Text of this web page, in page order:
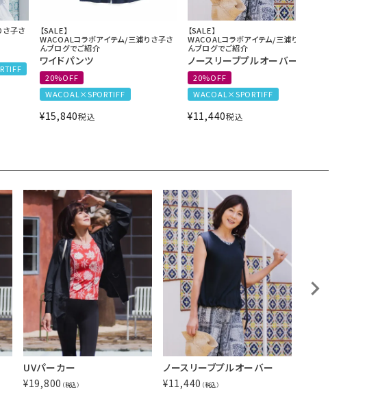
子さ
【SALE】
WACOALコラボアイテム/三浦りさ子さ
んブログでご紹介
ワイドパンツ
20%OFF
WACOAL×SPORTIFF
¥15,840税込
【SALE】
WACOALコラボアイテム/三浦りさ子さ
んブログでご紹介
ノースリーブプルオーバー
20%OFF
WACOAL×SPORTIFF
¥11,440税込
UVパーカー
¥19,800 （税込）
ノースリーブプルオーバー
¥11,440 （税込）